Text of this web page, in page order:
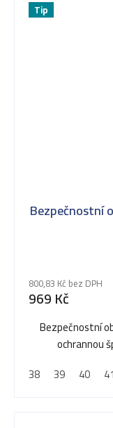
Tip
Bezpečnostní
hodnocení
produktu
je
5,0
hvězdiček.
800,83 Kč bez DPH
969 Kč
Bezpečnostní
ochrannou
38
39 40 41